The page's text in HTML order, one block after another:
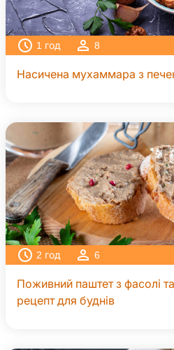
1 год 8
Насичена мухаммара з
2 год 6
Поживний паштет з фасолі
рецепт для буднів